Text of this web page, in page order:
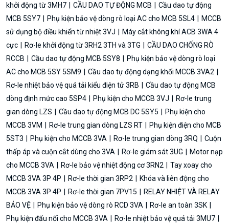
khởi động từ 3MH7
CẦU DAO TỰ ĐỘNG MCB
Cầu dao tự động
MCB 5SY7
Phụ kiện bảo vệ dòng rò loại AC cho MCB 5SL4
MCCB
sử dụng bộ điều khiển từ nhiệt 3VJ
Máy cắt không khí ACB 3WA 4
cực
Rơ-le khởi động từ 3RH2 3TH và 3TG
CẦU DAO CHỐNG RÒ
RCCB
Cầu dao tự động MCB 5SY8
Phụ kiện bảo vệ dòng rò loại
AC cho MCB 5SY 5SM9
Cầu dao tự động dạng khối MCCB 3VA2
Rơ-le nhiệt bảo vệ quá tải kiểu điện tử 3RB
Cầu dao tự động MCB
dòng định mức cao 5SP4
Phụ kiện cho MCCB 3VJ
Rơ-le trung
gian dòng LZS
Cầu dao tự động MCB DC 5SY5
Phụ kiện cho
MCCB 3VM
Rơ-le trung gian dòng LZS RT
Phụ kiện điện cho MCB
5ST3
Phụ kiện cho MCCB 3VA Rơ-le trung gian dòng 3RQ
Cuộn
thấp áp và cuộn cắt dùng cho 3VA
Rơ-le giám sát 3UG
Motor nạp
cho MCCB 3VA
Rơ-le bảo vệ nhiệt động cơ 3RN2
Tay xoay cho
MCCB 3VA 3P 4P
Rơ-le thời gian 3RP2
Khóa và liên động cho
MCCB 3VA 3P 4P
Rơ-le thời gian 7PV15
RELAY NHIỆT VÀ RELAY
BẢO VỆ
Phụ kiện bảo vệ dòng rò RCD 3VA
Rơ-le an toàn 3SK
Phụ kiện đấu nối cho MCCB 3VA
Rơ-le nhiệt bảo vệ quá tải 3MU7